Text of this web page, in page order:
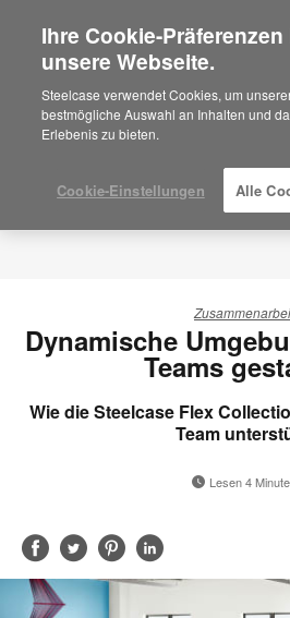
Are you in United
Would you like to see
your region?
Americas
Español
Dynamische
Teams
Wie die Steelcase Flex
Team
Lesen 4
Auf
Facebook
teilen
Auf
Twitter
teilen
Auf
Pinterest
Auf
LinkedIn
Ihre Cookie-
unsere Webseite.
Steelcase verwendet Cookies, um
bestmögliche Auswahl an Inhalten und
Erlebenis zu bieten.
Cookie-Einstellungen Alle